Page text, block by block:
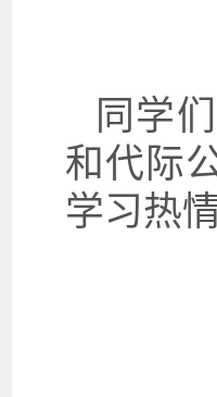
同学
和代际
学习热